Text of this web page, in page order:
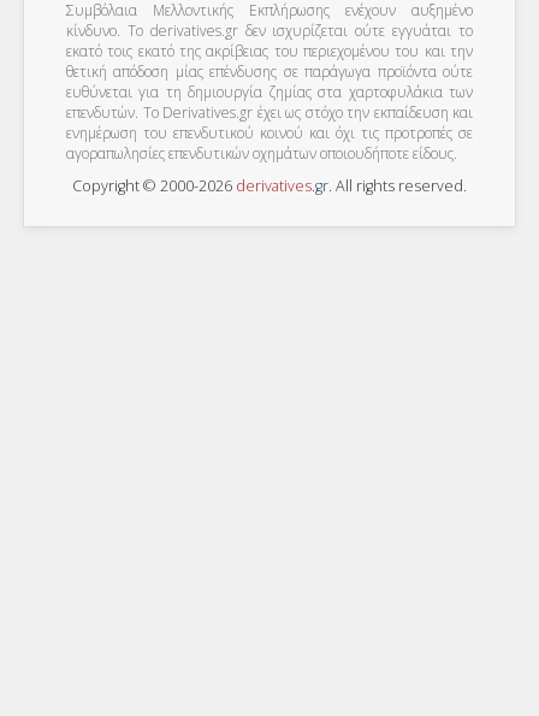
Συμβόλαια Μελλοντικής Εκπλήρωσης ενέχουν αυξημένο
κίνδυνο. Το derivatives.gr δεν ισχυρίζεται ούτε εγγυάται το
εκατό τοις εκατό της ακρίβειας του περιεχομένου του και την
θετική απόδοση μίας επένδυσης σε παράγωγα προϊόντα ούτε
ευθύνεται για τη δημιουργία ζημίας στα χαρτοφυλάκια των
επενδυτών. To Derivatives.gr έχει ως στόχο την εκπαίδευση και
ενημέρωση του επενδυτικού κοινού και όχι τις προτροπές σε
αγοραπωλησίες επενδυτικών οχημάτων οποιουδήποτε είδους.
Copyright © 2000-2026 derivatives.gr. All rights reserved.